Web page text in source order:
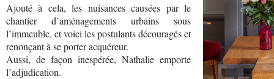
Ajouté à cela, les nuisances causées par le
chantier d’aménagements urbains sous
l’immeuble, et voici les postulants découragés et
renonçant à se porter acquéreur.
Aussi, de façon inespérée, Nathalie emporte
l’adjudication.